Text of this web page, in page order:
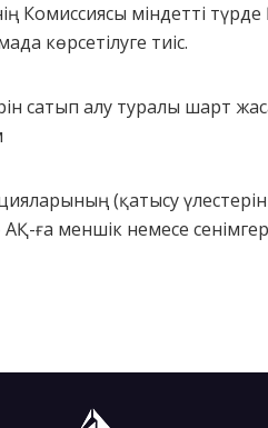
Комиссиясы міндетті
көрсетілуге тиіс.
алу туралы шарт
(қатысу
ға меншік немесе